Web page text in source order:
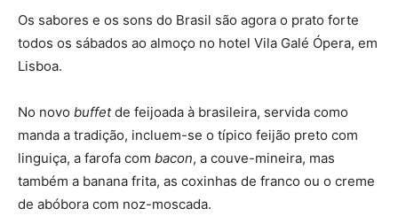
Os sabores e os sons do Brasil são agora o prato forte
todos os sábados ao almoço no hotel Vila Galé Ópera, em
Lisboa.
No novo buffetde feijoada à brasileira, servida como
manda a tradição, incluem-se o típico feijão preto com
linguiça, a farofa com bacon, a couve-mineira, mas
também a banana frita, as coxinhas de franco ou o creme
de abóbora com noz-moscada.